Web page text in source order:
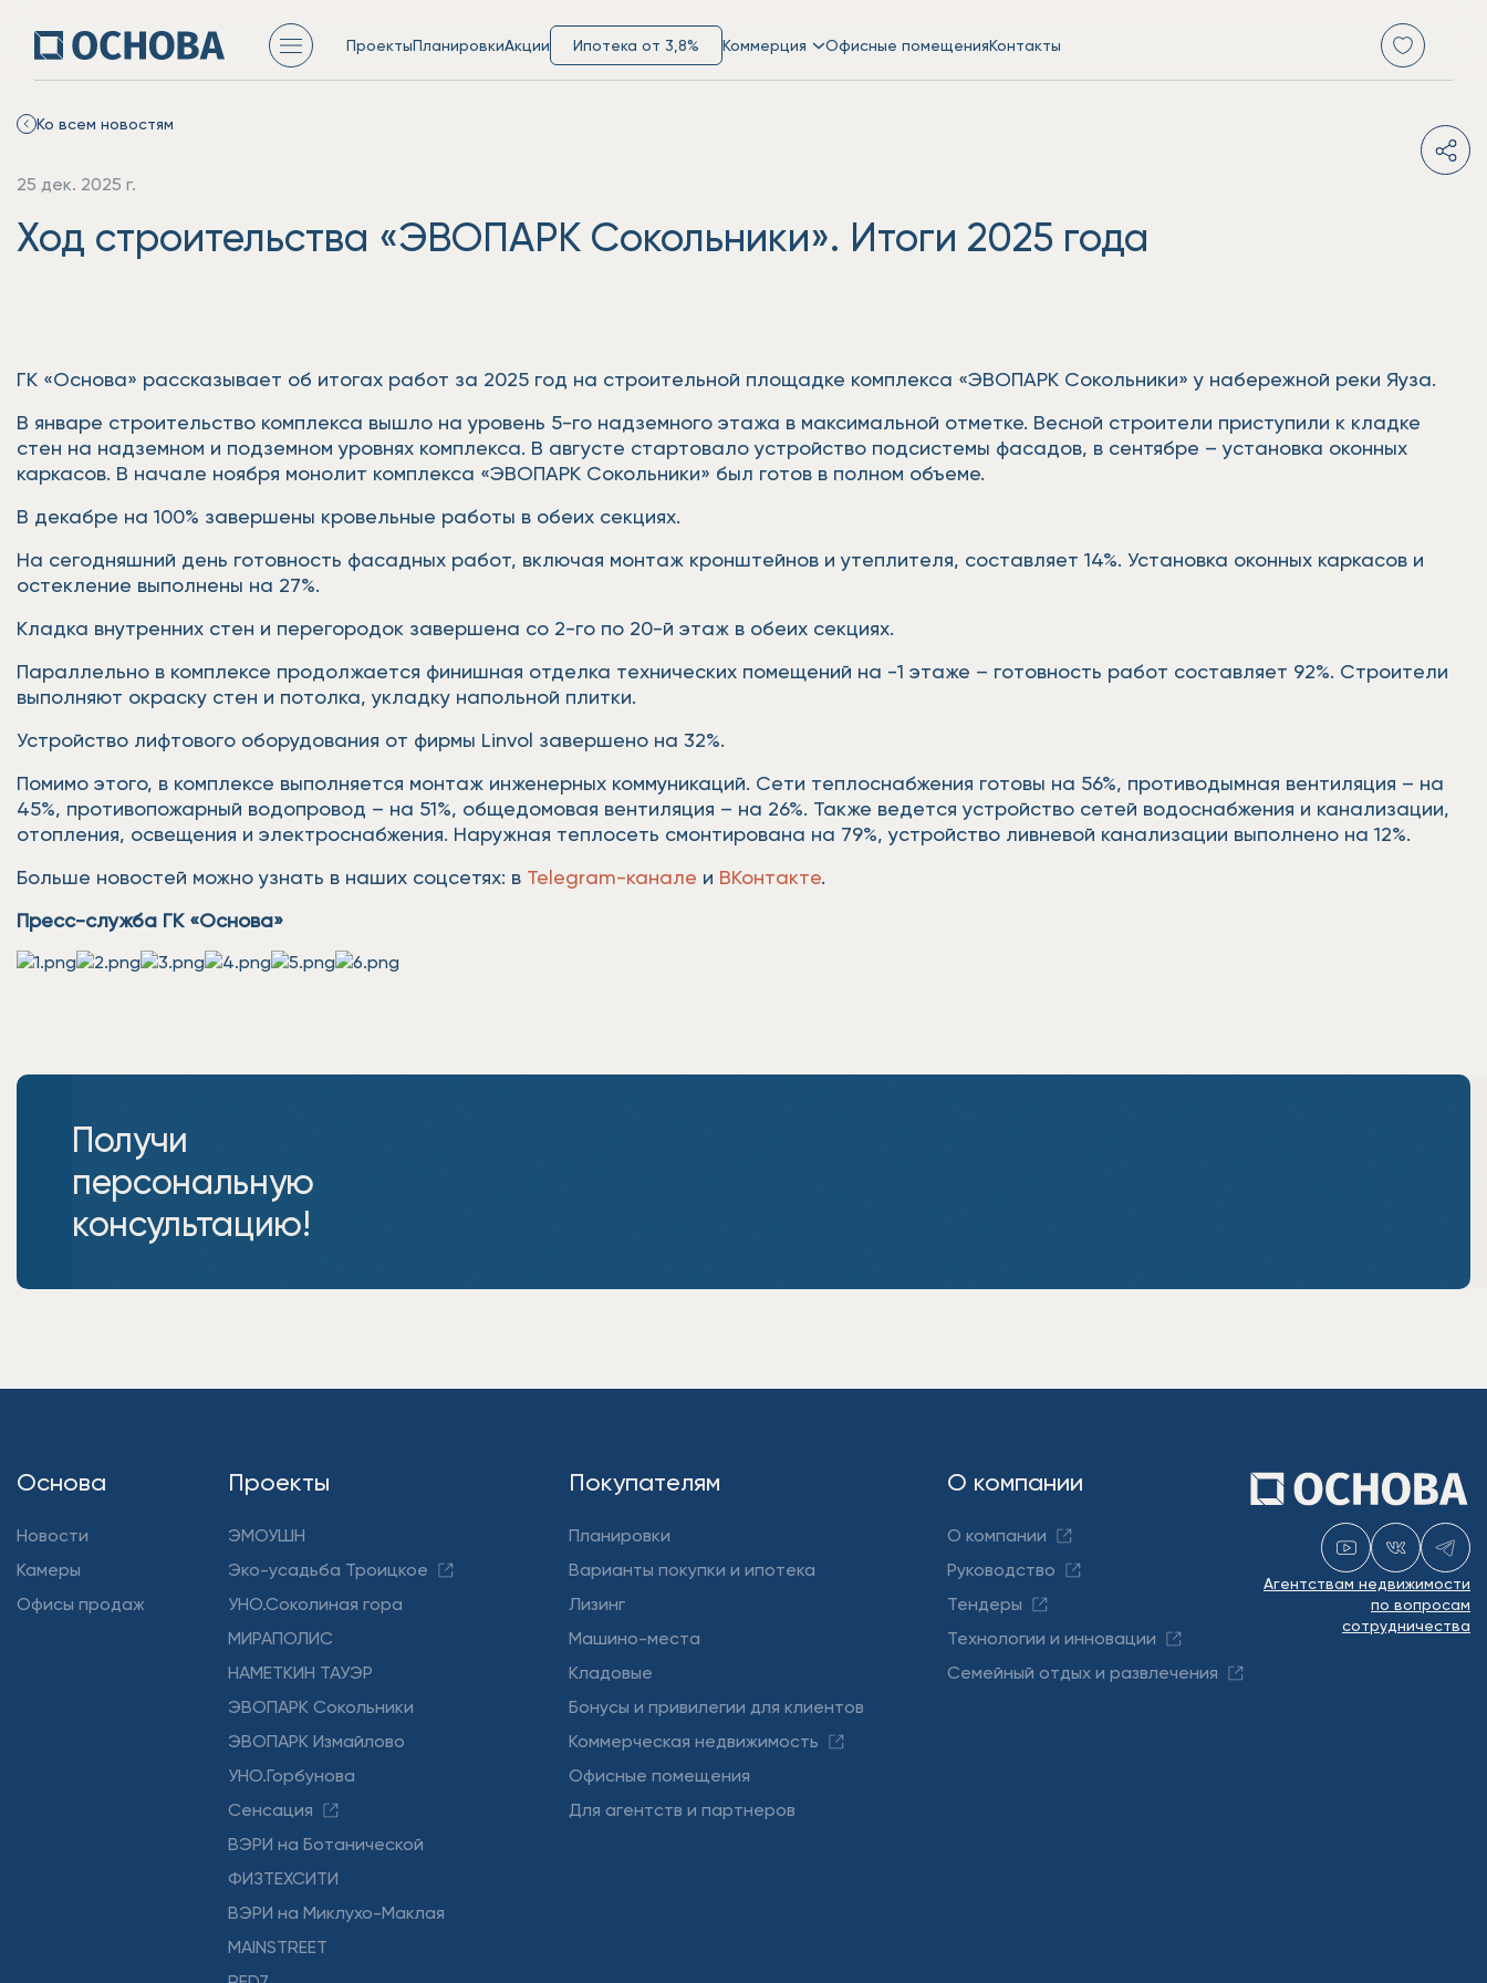
ПроектыПланировкиАкции Ипотека от 3,8% Коммерция Офисные помещенияКонтакты
Ко всем новостям
25 дек. 2025 г.
Ход строительства «ЭВОПАРК Сокольники». Итоги 2025 года
ГК «Основа» рассказывает об итогах работ за 2025 год на строительной площадке комплекса «ЭВОПАРК Сокольники» у набережной реки Яуза.
В январе строительство комплекса вышло на уровень 5-го надземного этажа в максимальной отметке. Весной строители приступили к кладке
стен на надземном и подземном уровнях комплекса. В августе стартовало устройство подсистемы фасадов, в сентябре – установка оконных
каркасов. В начале ноября монолит комплекса «ЭВОПАРК Сокольники» был готов в полном объеме.
В декабре на 100% завершены кровельные работы в обеих секциях.
На сегодняшний день готовность фасадных работ, включая монтаж кронштейнов и утеплителя, составляет 14%. Установка оконных каркасов и
остекление выполнены на 27%.
Кладка внутренних стен и перегородок завершена со 2-го по 20-й этаж в обеих секциях.
Параллельно в комплексе продолжается финишная отделка технических помещений на -1 этаже – готовность работ составляет 92%. Строители
выполняют окраску стен и потолка, укладку напольной плитки.
Устройство лифтового оборудования от фирмы Linvol завершено на 32%.
Помимо этого, в комплексе выполняется монтаж инженерных коммуникаций. Сети теплоснабжения готовы на 56%, противодымная вентиляция – на
45%, противопожарный водопровод – на 51%, общедомовая вентиляция – на 26%. Также ведется устройство сетей водоснабжения и канализации,
отопления, освещения и электроснабжения. Наружная теплосеть смонтирована на 79%, устройство ливневой канализации выполнено на 12%.
Больше новостей можно узнать в наших соцсетях: в Telegram-канале и ВКонтакте.
Пресс-служба ГК «Основа»
Получи
персональную
консультацию!
Основа
Новости
Камеры
Офисы продаж
Проекты
ЭМОУШН
Эко-усадьба Троицкое
УНО.Соколиная гора
МИРАПОЛИС
НАМЕТКИН ТАУЭР
ЭВОПАРК Сокольники
ЭВОПАРК Измайлово
УНО.Горбунова
Сенсация
ВЭРИ на Ботанической
ФИЗТЕХСИТИ
ВЭРИ на Миклухо-Маклая
MAINSTREET
Покупателям
Планировки
Варианты покупки и ипотека
Лизинг
Машино-места
Кладовые
Бонусы и привилегии для клиентов
Коммерческая недвижимость
Офисные помещения
Для агентств и партнеров
О компании
О компании
Руководство
Тендеры
Технологии и инновации
Семейный отдых и развлечения
Агентствам недвижимости
по вопросам
сотрудничества